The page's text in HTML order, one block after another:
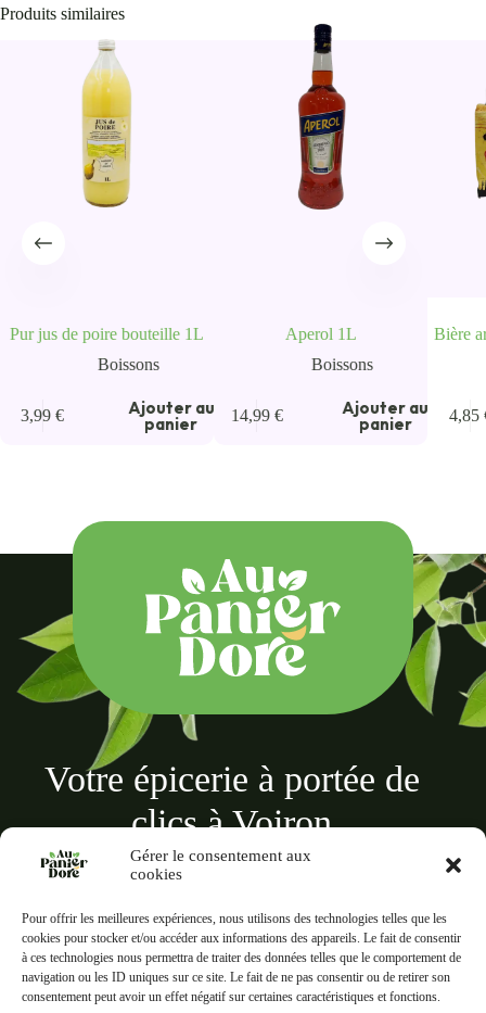
Gérer le consentement aux
cookies
Pour offrir les meilleures expériences, nous utilisons des technologies telles que les
cookies pour stocker et/ou accéder aux informations des appareils. Le fait de consentir
à ces technologies nous permettra de traiter des données telles que le comportement de
navigation ou les ID uniques sur ce site. Le fait de ne pas consentir ou de retirer son
consentement peut avoir un effet négatif sur certaines caractéristiques et fonctions.
Produits similaires
Pur jus de poire bouteille 1L
Boissons
3,99€ Ajouter au
panier
Aperol 1L
Boissons
14,99 € Ajouter au
panier
Bière
4,85
Votre épicerie à portée de
clics à Voiron
Au panier doré
18 Rue des Terreaux, 38500 Voiron